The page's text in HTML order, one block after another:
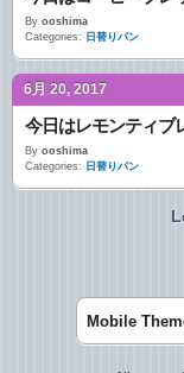
By ooshima
Categories: 日替りパン
6月 20, 2017
今日はレモンティブ
By ooshima
Categories: 日替りパン
Mobile